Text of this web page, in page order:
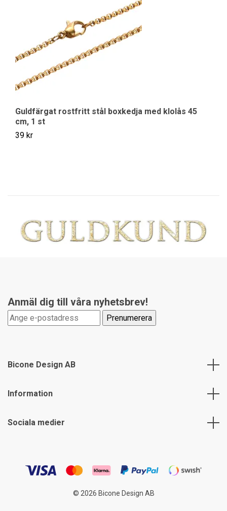
Guldfärgat rostfritt stål boxkedja med klolås 45
cm, 1 st
39 kr
Anmäl dig till våra nyhetsbrev!
Bicone Design AB
Information
Sociala medier
© 2026 Bicone Design AB